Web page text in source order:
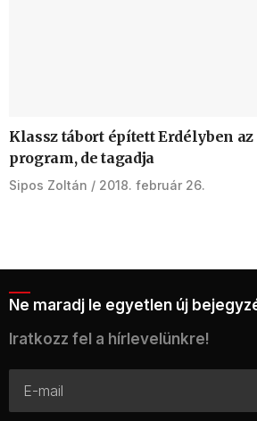
Klassz tábort épített Erdélyben az
program, de tagadja
Sipos Zoltán 2018. február 26.
Ne maradj le egyetlen új
Iratkozz fel a hírlevelünkre!